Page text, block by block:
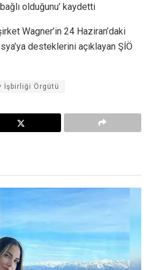
olduğunu’ kaydetti
Wagner’in 24 Haziran’daki
desteklerini açıklayan ŞİÖ
İşbirliği Örgütü